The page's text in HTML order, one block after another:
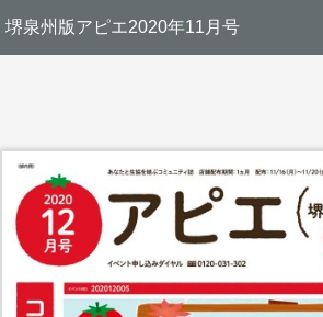
堺泉州版アピエ2020年11月号